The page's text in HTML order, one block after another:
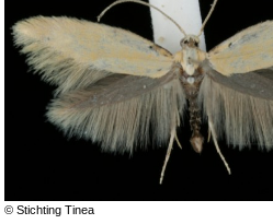
© Stichting Tinea